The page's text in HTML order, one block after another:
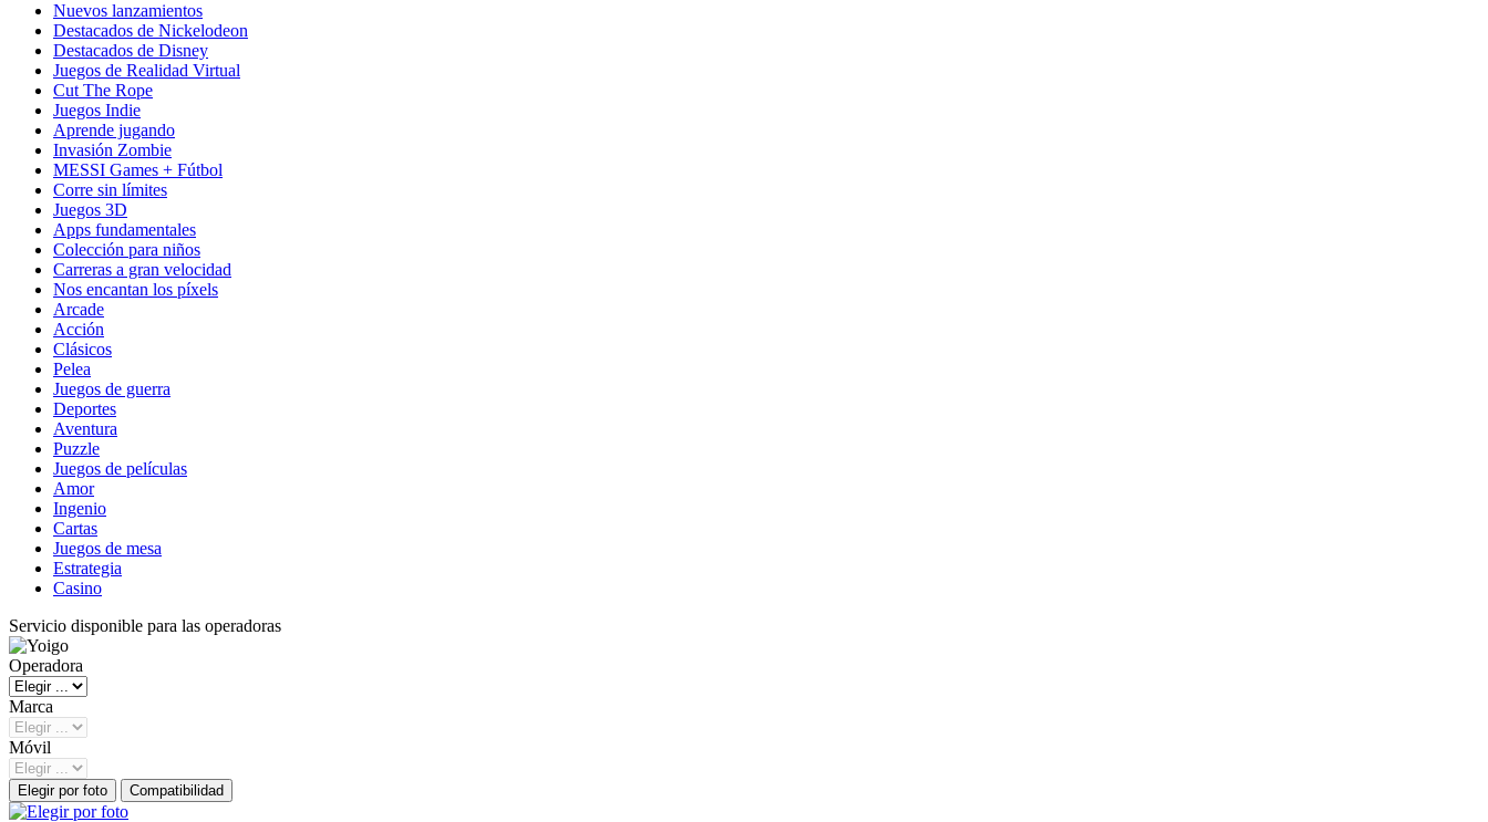
Nuevos lanzamientos
Destacados de Nickelodeon
Destacados de Disney
Juegos de Realidad Virtual
Cut The Rope
Juegos Indie
Aprende jugando
Invasión Zombie
MESSI Games + Fútbol
Corre sin límites
Juegos 3D
Apps fundamentales
Colección para niños
Carreras a gran velocidad
Nos encantan los píxels
Arcade
Acción
Clásicos
Pelea
Juegos de guerra
Deportes
Aventura
Puzzle
Juegos de películas
Amor
Ingenio
Cartas
Juegos de mesa
Estrategia
Casino
Servicio disponible para las operadoras
Operadora
Marca
Móvil